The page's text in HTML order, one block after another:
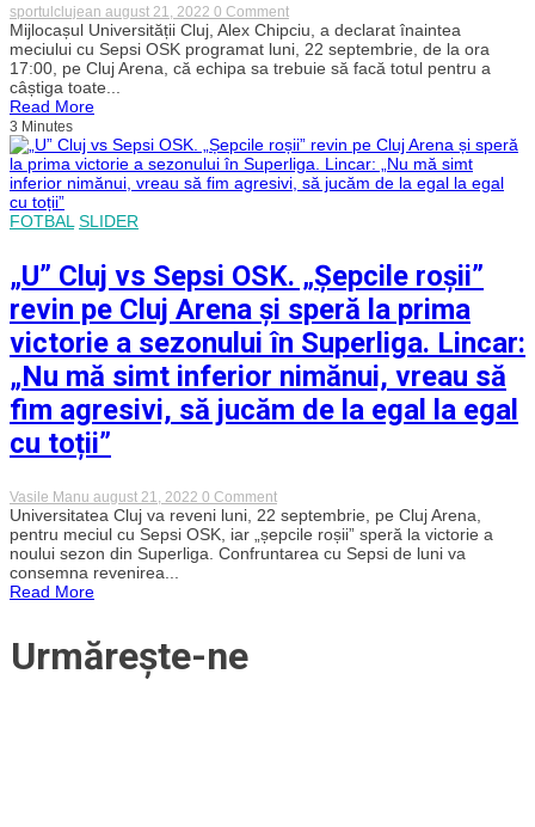
sportulclujean august 21, 2022 0 Commenton
Chipciu,
înaintea
duelului
cu
facem
totul
să
câștigăm
Mijlocașul Universității Cluj, Alex Chipciu, a declarat înaintea
meciului cu Sepsi OSK programat luni, 22 septembrie, de la ora
17:00, pe Cluj Arena, că echipa sa trebuie să facă totul pentru a
câștiga toate...
Read More
3 Minutes
FOTBAL SLIDER
„U” Cluj vs Sepsi OSK. „Șepcile roșii”
revin pe Cluj Arena și speră la prima
victorie a sezonului în Superliga. Lincar:
„Nu mă simt inferior nimănui, vreau să
fim agresivi, să jucăm de la egal la egal
cu toții”
Vasile Manu august 21, 2022 0 Commenton
„U”
Cluj
vs
Sepsi
Universitatea Cluj va reveni luni, 22 septembrie, pe Cluj Arena,
pentru meciul cu Sepsi OSK, iar „șepcile roșii” speră la victorie a
noului sezon din Superliga. Confruntarea cu Sepsi de luni va
consemna revenirea...
Read More
Urmărește-ne